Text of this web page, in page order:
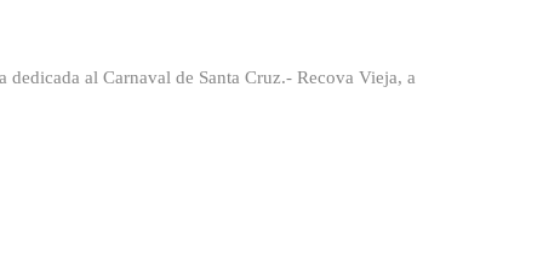
al Carnaval de Santa Cruz.- Recova Vieja, a